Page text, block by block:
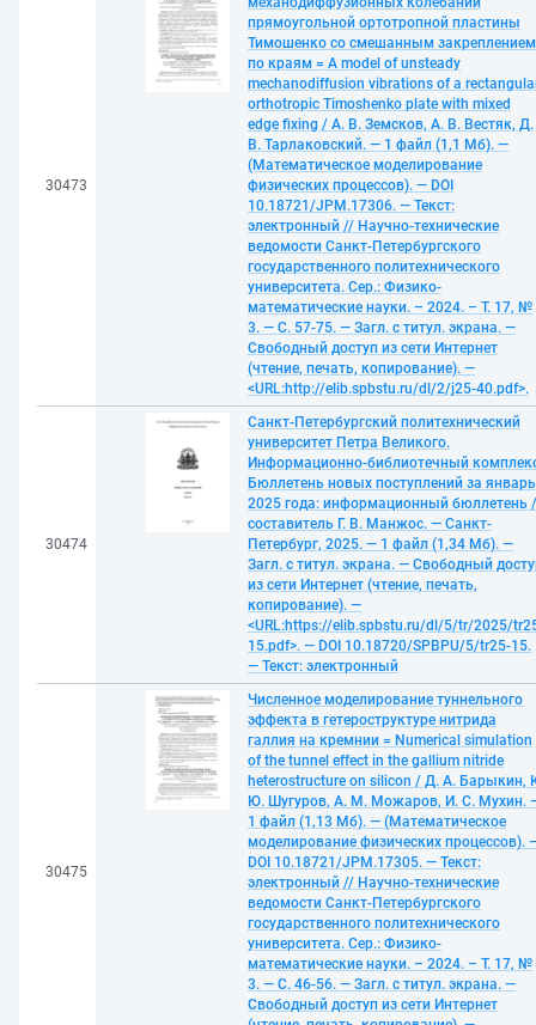
30473
прямоугольной ортотропной пластины
Тимошенко со смешанным закреплением
по краям = A model of unsteady
mechanodiffusion vibrations of a
orthotropic Timoshenko plate with mixed
edge fixing / А. В. Земсков, А. В. Вестяк, Д.
В. Тарлаковский. — 1 файл (1,1 Мб). —
(Математическое моделирование
физических процессов). — DOI
10.18721/JPM.17306. — Текст:
электронный // Научно-технические
ведомости Санкт-Петербургского
государственного политехнического
университета. Сер.: Физико-
математические науки. – 2024. – Т. 17, №
3. — С. 57-75. — Загл. с титул. экрана. —
Свободный доступ из сети Интернет
(чтение, печать, копирование). —
<URL:http://elib.spbstu.ru/dl/2/j25-40.pdf>.
30474
Санкт-Петербургский политехнический
университет Петра Великого.
Информационно-библиотечный
Бюллетень новых поступлений за январь
2025 года: информационный бюллетень /
составитель Г. В. Манжос. — Санкт-
Петербург, 2025. — 1 файл (1,34 Мб). —
Загл. с титул. экрана. — Свободный
из сети Интернет (чтение, печать,
копирование). —
<URL:https://elib.spbstu.ru/dl/5/tr/2025/
15.pdf>. — DOI 10.18720/SPBPU/5/tr25-15.
— Текст: электронный
30475
Численное моделирование туннельного
эффекта в гетероструктуре нитрида
галлия на кремнии = Numerical simulation
of the tunnel effect in the gallium nitride
heterostructure on silicon / Д. А. Барыкин,
Ю. Шугуров, А. М. Можаров, И. С. Мухин.
1 файл (1,13 Мб). — (Математическое
моделирование физических процессов).
DOI 10.18721/JPM.17305. — Текст:
электронный // Научно-технические
ведомости Санкт-Петербургского
государственного политехнического
университета. Сер.: Физико-
математические науки. – 2024. – Т. 17, №
3. — С. 46-56. — Загл. с титул. экрана. —
Свободный доступ из сети Интернет